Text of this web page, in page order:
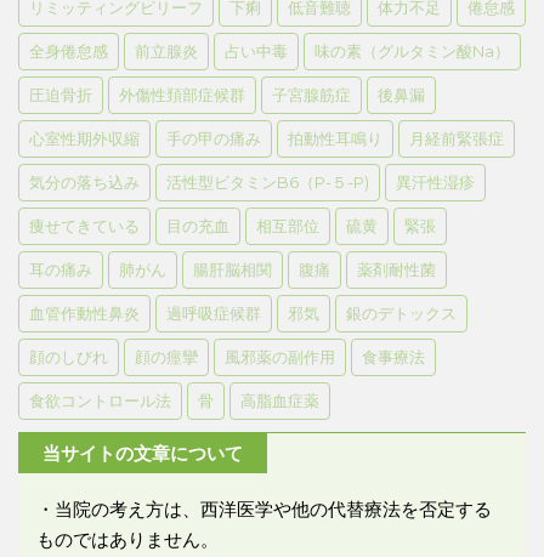
リミッティングビリーフ 下痢 低音難聴 体力不足 倦怠感
全身倦怠感 前立腺炎 占い中毒 味の素（グルタミン酸Na）
圧迫骨折 外傷性頚部症候群 子宮腺筋症 後鼻漏
心室性期外収縮 手の甲の痛み 拍動性耳鳴り 月経前緊張症
気分の落ち込み 活性型ビタミンB6（P-５-P) 異汗性湿疹
痩せてきている 目の充血 相互部位 硫黄 緊張
耳の痛み 肺がん 腸肝脳相関 腹痛 薬剤耐性菌
血管作動性鼻炎 過呼吸症候群 邪気 銀のデトックス
顔のしびれ 顔の痙攣 風邪薬の副作用 食事療法
食欲コントロール法 骨 高脂血症薬
当サイトの文章について
・当院の考え方は、西洋医学や他の代替療法を否定する
ものではありません。